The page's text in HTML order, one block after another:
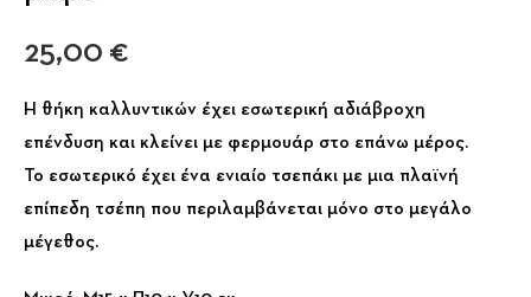
25,00 €
Η θήκη καλλυντικών έχει εσωτερική αδιάβροχη
επένδυση και κλείνει με φερμουάρ στο επάνω μέρος.
Το εσωτερικό έχει ένα ενιαίο τσεπάκι με μια πλαϊνή
επίπεδη τσέπη που περιλαμβάνεται μόνο στο μεγάλο
μέγεθος.